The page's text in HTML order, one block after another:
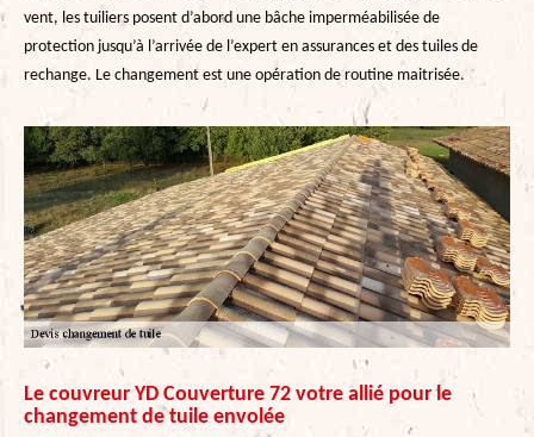
vent, les tuiliers posent d’abord une bâche imperméabilisée de
protection jusqu’à l’arrivée de l’expert en assurances et des tuiles de
rechange. Le changement est une opération de routine maitrisée.
Le couvreur YD Couverture 72 votre allié pour le
changement de tuile envolée